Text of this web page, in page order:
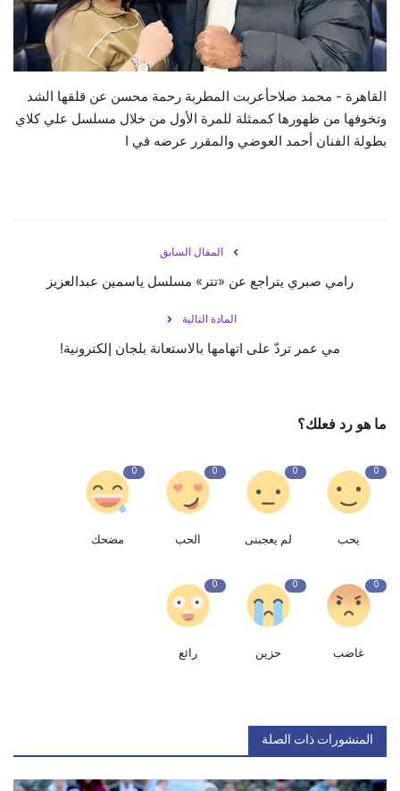
حياة
القاهرة - محمد صلاحأعربت المطربة رحمة محسن عن قلقها الشد
وتخوفها من ظهورها كممثلة للمرة الأول من خلال مسلسل علي كلاي
بطولة الفنان أحمد العوضي والمقرر عرضه في ا
المقال السابق
رامي صبري يتراجع عن «تتر» مسلسل ياسمين عبدالعزيز
المادة التالية
مي عمر تردّ على اتهامها بالاستعانة بلجان إلكترونية!
ما هو رد فعلك؟
0
يحب
0
لم يعجبنى
0
الحب
0
مضحك
0
غاضب
0
حزين
0
رائع
المنشورات ذات الصلة